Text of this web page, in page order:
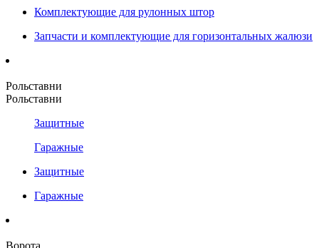
Комплектующие для рулонных штор
Запчасти и комплектующие для горизонтальных жалюзи
Рольставни
Рольставни
Защитные
Гаражные
Защитные
Гаражные
Ворота